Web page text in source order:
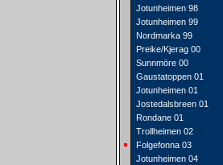
Jotunheimen 98
Jotunheimen 99
Nordmarka 99
Preike/Kjerag 00
Sunnmöre 00
Gaustatoppen 01
Jotunheimen 01
Jostedalsbreen 01
Rondane 01
Trollheimen 02
Folgefonna 03
Jotunheimen 04